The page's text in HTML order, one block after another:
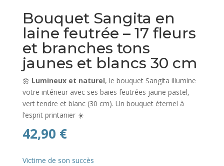
Bouquet Sangita en
laine feutrée – 17 fleurs
et branches tons
jaunes et blancs 30 cm
🌼 Lumineux et naturel, le bouquet Sangita illumine
votre intérieur avec ses baies feutrées jaune pastel,
vert tendre et blanc (30 cm). Un bouquet éternel à
l’esprit printanier ☀️
42,90 €
Victime de son succès